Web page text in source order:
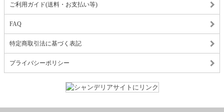
ご利用ガイド(送料・お支払い等)
FAQ
特定商取引法に基づく表記
プライバシーポリシー